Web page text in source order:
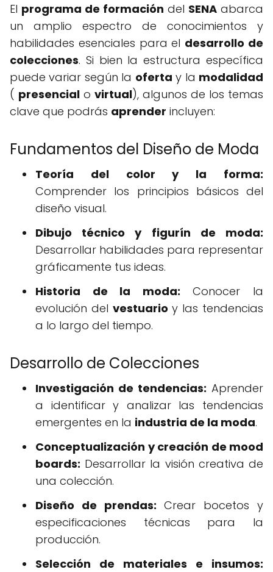
El programa de formación del SENA abarca
un amplio espectro de conocimientos y
habilidades esenciales para el desarrollo de
colecciones. Si bien la estructura específica
puede variar según la oferta y la modalidad
( presencial o virtual), algunos de los temas
clave que podrás aprender incluyen:
Fundamentos del Diseño de Moda
Teoría del color y la forma:
Comprender los principios básicos del
diseño visual.
Dibujo técnico y figurín de moda:
Desarrollar habilidades para representar
gráficamente tus ideas.
Historia de la moda: Conocer la
evolución del vestuario y las tendencias
a lo largo del tiempo.
Desarrollo de Colecciones
Investigación de tendencias: Aprender
a identificar y analizar las tendencias
emergentes en la industria de la moda.
Conceptualización y creación de mood
boards: Desarrollar la visión creativa de
una colección.
Diseño de prendas: Crear bocetos y
especificaciones técnicas para la
producción.
Selección de materiales e insumos: